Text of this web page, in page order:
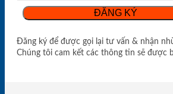
Đăng ký để được gọi lại tư vấn & nhận
Chúng tôi cam kết các thông tin sẽ được